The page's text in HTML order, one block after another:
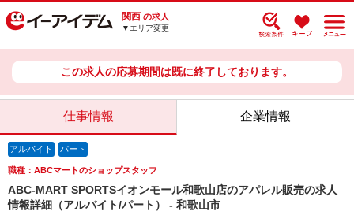
関西 の求人
▼エリア変更
この求人の応募期間は既に終了しております。
仕事情報 企業情報
アルバイト パート
職種：ABCマートのショップスタッフ
ABC-MART SPORTSイオンモール和歌山店のアパレル販売の求人
情報詳細（アルバイト/パート） - 和歌山市